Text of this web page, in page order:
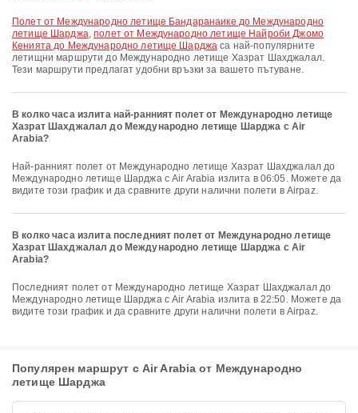
полет от Международно летище Бандаранаике до Международно
летище Шарджа,полет от Международно летище Найроби Джомо
Кенията до Международно летище Шарджа са най-популярните
летищни маршрути до Международно летище Хазрат Шахджалал.
Тези маршрути предлагат удобни връзки за вашето пътуване.
В колко часа излита най-ранният полет от Международно летище
Хазрат Шахджалал до Международно летище Шарджа с Air
Arabia?
Най-ранният полет от Международно летище Хазрат Шахджалал до
Международно летище Шарджа с Air Arabia излита в 06:05. Можете да
видите този график и да сравните други налични полети в Airpaz.
В колко часа излита последният полет от Международно летище
Хазрат Шахджалал до Международно летище Шарджа с Air
Arabia?
Последният полет от Международно летище Хазрат Шахджалал до
Международно летище Шарджа с Air Arabia излита в 22:50. Можете да
видите този график и да сравните други налични полети в Airpaz.
Популярен маршрут с Air Arabia от Международно
летище Шарджа